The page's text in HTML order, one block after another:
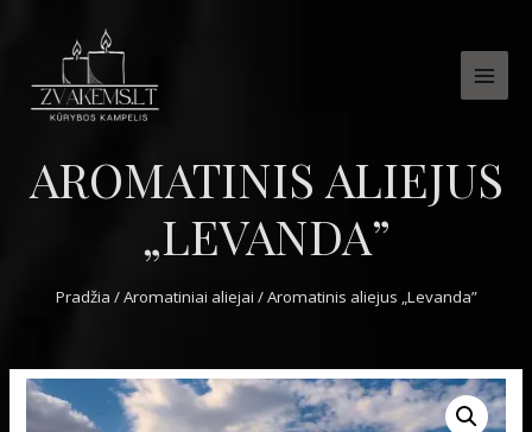
AROMATINIS ALIEJUS
„LEVANDA”
Pradžia /Aromatiniai aliejai / Aromatinis aliejus „Levanda”